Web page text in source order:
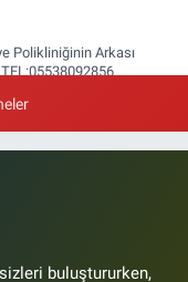
Polikliniğinin Arkası
Avm yaya girişi karşısı,
buluştururken,